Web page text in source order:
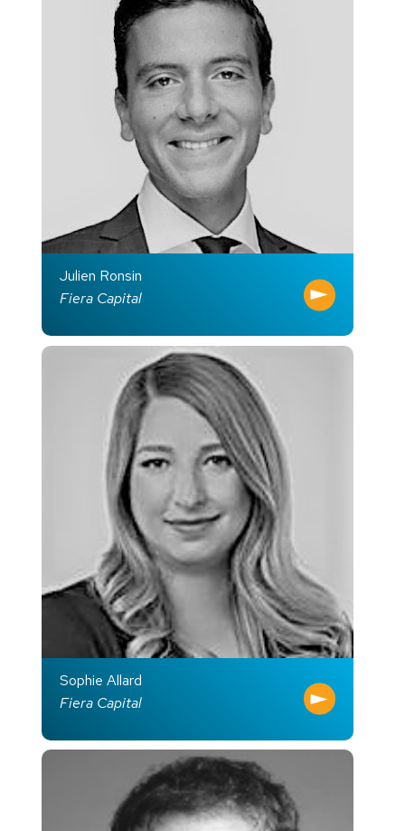
Julien Ronsin
Fiera Capital
Sophie Allard
Fiera Capital